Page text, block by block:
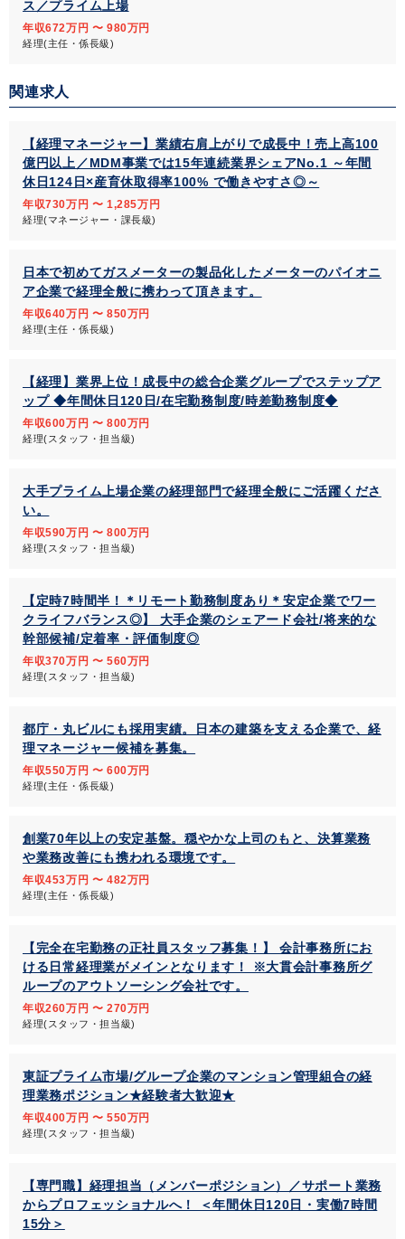
ス／プライム上場
年収672万円 〜 980万円
経理(主任・係長級)
関連求人
【経理マネージャー】業績右肩上がりで成長中！売上高100
億円以上／MDM事業では15年連続業界シェアNo.1 ～年間
休日124日×産育休取得率100% で働きやすさ◎～
年収730万円 〜 1,285万円
経理(マネージャー・課長級)
日本で初めてガスメーターの製品化したメーターのパイオニ
ア企業で経理全般に携わって頂きます。
年収640万円 〜 850万円
経理(主任・係長級)
【経理】業界上位！成長中の総合企業グループでステップア
ップ ◆年間休日120日/在宅勤務制度/時差勤務制度◆
年収600万円 〜 800万円
経理(スタッフ・担当級)
大手プライム上場企業の経理部門で経理全般にご活躍くださ
い。
年収590万円 〜 800万円
経理(スタッフ・担当級)
【定時7時間半！＊リモート勤務制度あり＊安定企業でワー
クライフバランス◎】 大手企業のシェアード会社/将来的な
幹部候補/定着率・評価制度◎
年収370万円 〜 560万円
経理(スタッフ・担当級)
都庁・丸ビルにも採用実績。日本の建築を支える企業で、経
理マネージャー候補を募集。
年収550万円 〜 600万円
経理(主任・係長級)
創業70年以上の安定基盤。穏やかな上司のもと、決算業務
や業務改善にも携われる環境です。
年収453万円 〜 482万円
経理(主任・係長級)
【完全在宅勤務の正社員スタッフ募集！】 会計事務所にお
ける日常経理業がメインとなります！ ※大貫会計事務所グ
ループのアウトソーシング会社です。
年収260万円 〜 270万円
経理(スタッフ・担当級)
東証プライム市場/グループ企業のマンション管理組合の経
理業務ポジション★経験者大歓迎★
年収400万円 〜 550万円
経理(スタッフ・担当級)
【専門職】経理担当（メンバーポジション）／サポート業務
からプロフェッショナルへ！ ＜年間休日120日・実働7時間
15分＞